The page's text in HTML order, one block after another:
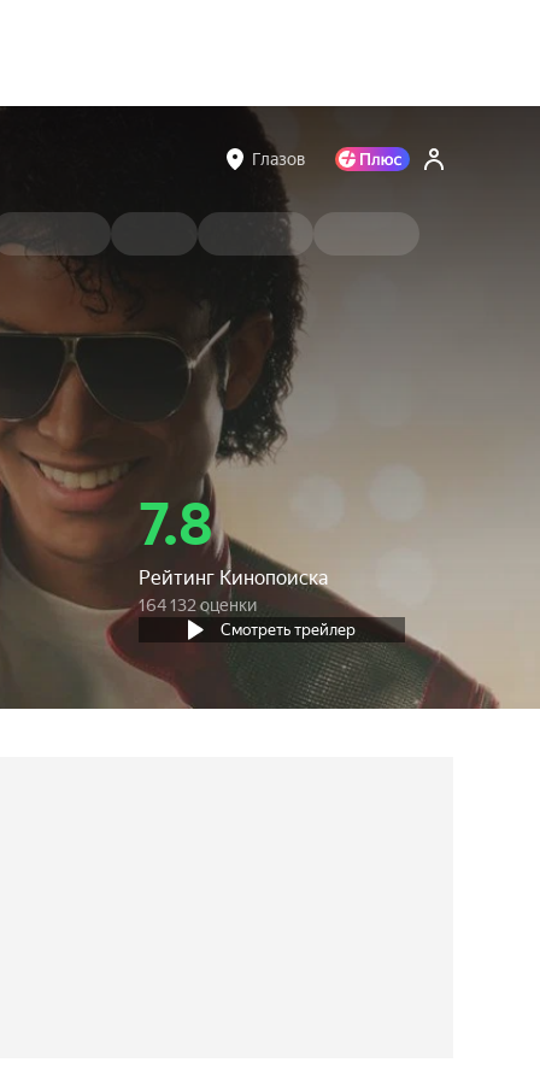
Глазов
7.8
Рейтинг Кинопоиска
164 132 оценки
Смотреть трейлер